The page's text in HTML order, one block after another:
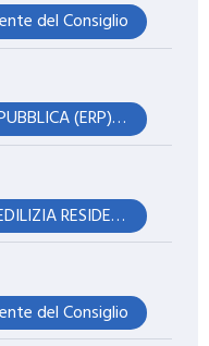
del Consiglio
3 - EDILIZIA RESIDENZIALE PUBBLICA (ERP) - ALIENAZIONE DI N. 1 IMMOBILE PER RAZIONALIZZAZIONE E VALORIZZAZIONE PATRIMONIO ERP
Immediata eseguibilità 3 - EDILIZIA RESIDENZIALE PUBBLICA (ERP) - ALIENAZIONE DI N. 1 IMMOBILE PER RAZIONALIZZAZIONE E VALORIZZAZIONE PATRIMONIO ERP
del Consiglio